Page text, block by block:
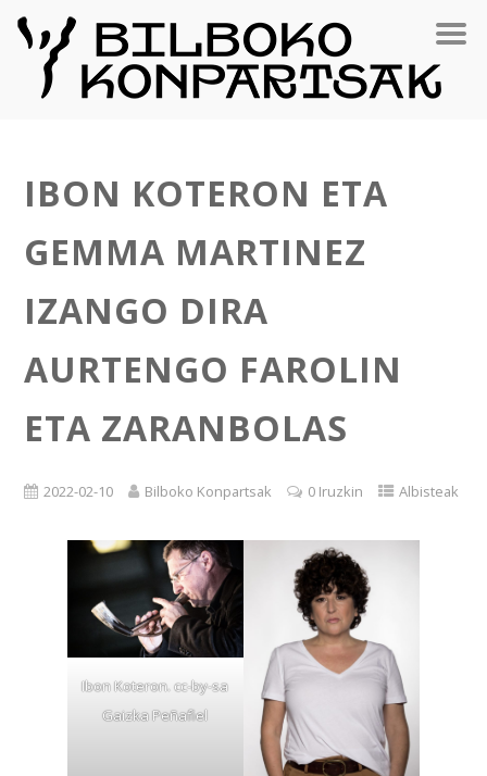
IBON KOTERON ETA
GEMMA MARTINEZ
IZANGO DIRA
AURTENGO FAROLIN
ETA ZARANBOLAS
2022-02-10 Bilboko Konpartsak 0 Iruzkin Albisteak
Ibon Koteron. cc-by-sa
Gaizka Peñafiel